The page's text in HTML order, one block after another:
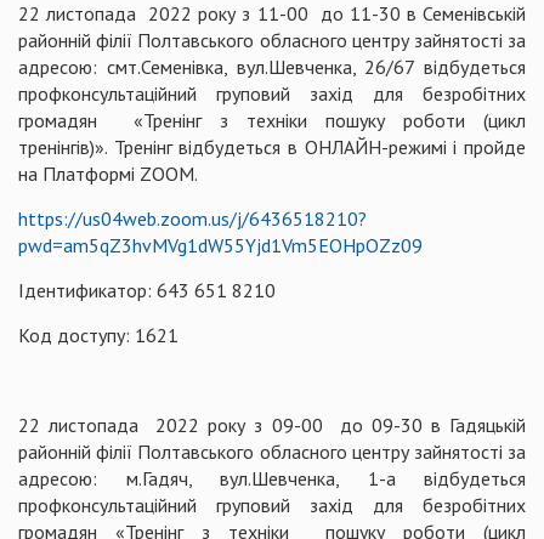
22 листопада 2022 року з 11-00 до 11-30 в Семенівській
районній філії Полтавського обласного центру зайнятості за
адресою: смт.Семенівка, вул.Шевченка, 26/67 відбудеться
профконсультаційний груповий захід для безробітних
громадян «Тренінг з техніки пошуку роботи (цикл
тренінгів)». Тренінг відбудеться в ОНЛАЙН-режимі і пройде
на Платформі ZOOM.
https://us04web.zoom.us/j/6436518210?
pwd=am5qZ3hvMVg1dW55Yjd1Vm5EOHpOZz09
Ідентификатор: 643 651 8210
Код доступу: 1621
22 листопада 2022 року з 09-00 до 09-30 в Гадяцькій
районній філії Полтавського обласного центру зайнятості за
адресою: м.Гадяч, вул.Шевченка, 1-а відбудеться
профконсультаційний груповий захід для безробітних
громадян «Тренінг з техніки пошуку роботи (цикл